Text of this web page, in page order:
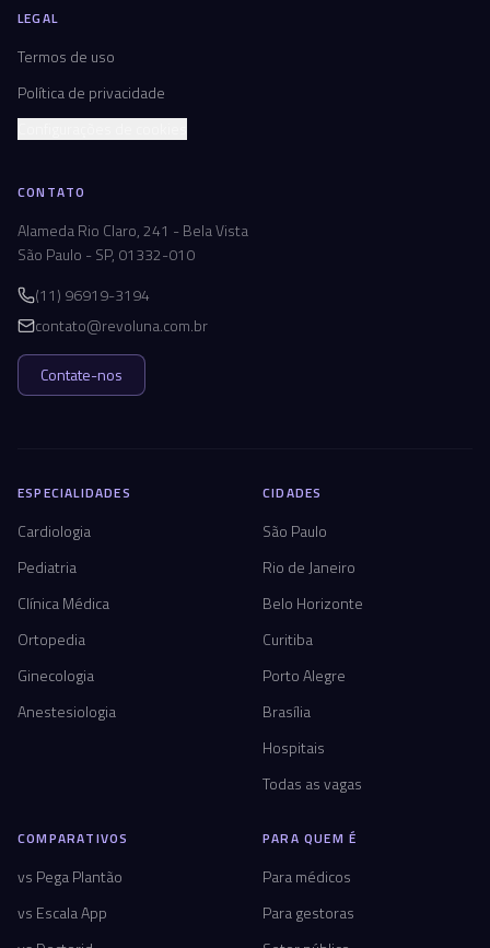
LEGAL
Termos de uso
Política de privacidade
CONTATO
Alameda Rio Claro, 241 - Bela Vista
São Paulo - SP, 01332-010
(11) 96919-3194
contato@revoluna.com.br
Contate-nos
ESPECIALIDADES
Cardiologia
Pediatria
Clínica Médica
Ortopedia
Ginecologia
Anestesiologia
CIDADES
São Paulo
Rio de Janeiro
Belo Horizonte
Curitiba
Porto Alegre
Brasília
Hospitais
Todas as vagas
COMPARATIVOS
vs Pega Plantão
vs Escala App
PARA QUEM É
Para médicos
Para gestoras